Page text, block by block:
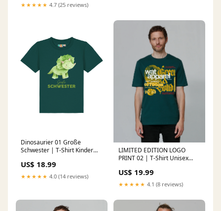
★★★★★ 4.7 (25 reviews)
Dinosaurier 01 Große
Schwester | T-Shirt Kinder
US$ 18.99
★★★★★ 4.0 (14 reviews)
LIMITED EDITION LOGO
PRINT 02 | T-Shirt Unisex
US$ 19.99
★★★★★ 4.1 (8 reviews)